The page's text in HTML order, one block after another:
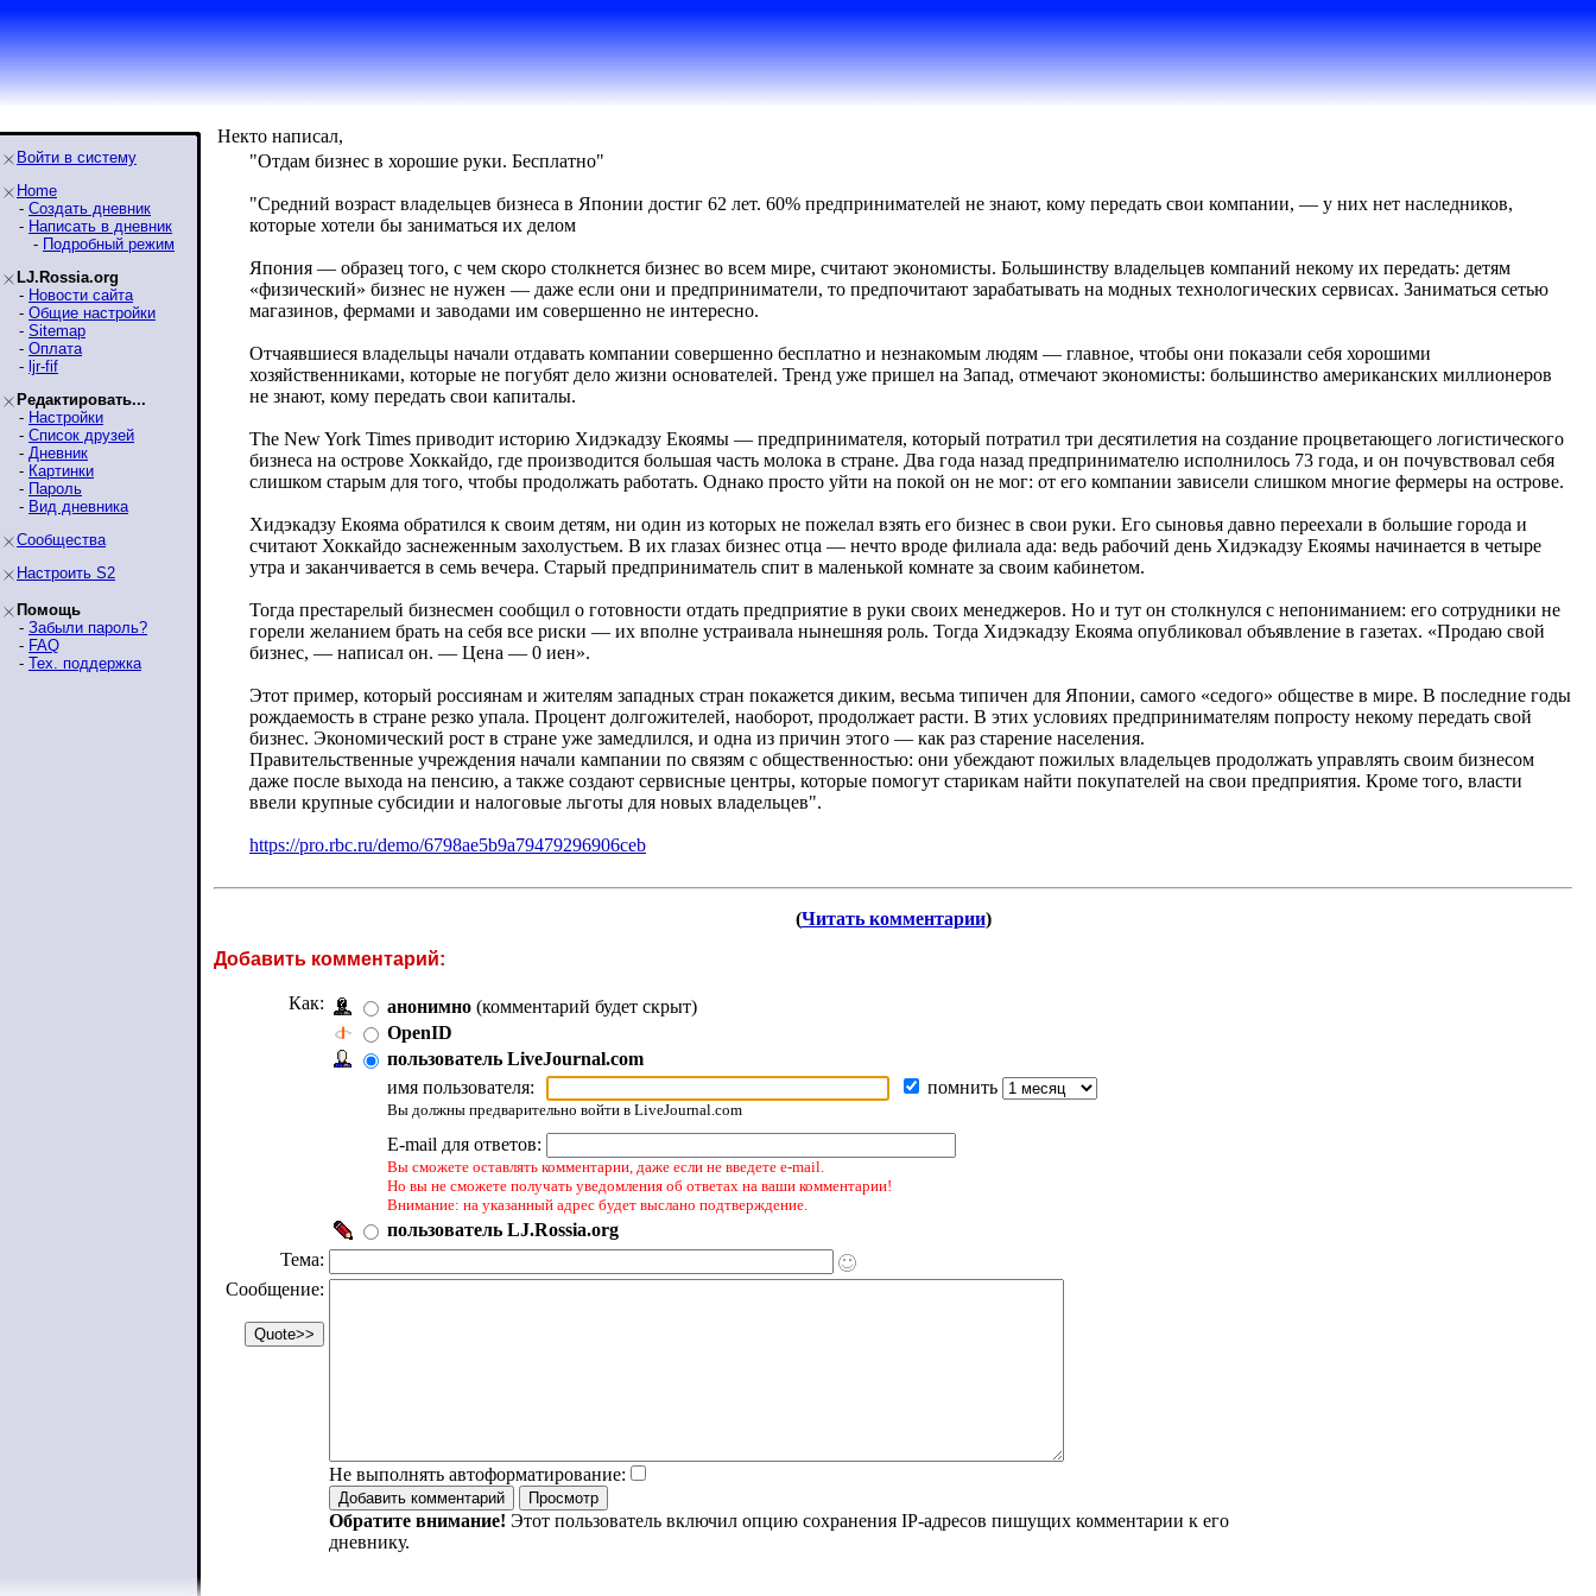
Войти в систему
Home
- Создать дневник
- Написать в дневник
- Подробный режим
LJ.Rossia.org
- Новости сайта
- Общие настройки
- Sitemap
- Оплата
- ljr-fif
Редактировать...
- Настройки
- Список друзей
- Дневник
- Картинки
- Пароль
- Вид дневника
Сообщества
Настроить S2
Помощь
- Забыли пароль?
- FAQ
- Тех. поддержка
Некто написал,
"Отдам бизнес в хорошие руки. Бесплатно"
"Средний возраст владельцев бизнеса в Японии достиг 62 лет. 60% предпринимателей не знают, кому передать свои компании, — у них нет наследников,
которые хотели бы заниматься их делом
Япония — образец того, с чем скоро столкнется бизнес во всем мире, считают экономисты. Большинству владельцев компаний некому их передать: детям
«физический» бизнес не нужен — даже если они и предприниматели, то предпочитают зарабатывать на модных технологических сервисах. Заниматься сетью
магазинов, фермами и заводами им совершенно не интересно.
Отчаявшиеся владельцы начали отдавать компании совершенно бесплатно и незнакомым людям — главное, чтобы они показали себя хорошими
хозяйственниками, которые не погубят дело жизни основателей. Тренд уже пришел на Запад, отмечают экономисты: большинство американских миллионеров
не знают, кому передать свои капиталы.
The New York Times приводит историю Хидэкадзу Екоямы — предпринимателя, который потратил три десятилетия на создание процветающего логистического
бизнеса на острове Хоккайдо, где производится большая часть молока в стране. Два года назад предпринимателю исполнилось 73 года, и он почувствовал себя
слишком старым для того, чтобы продолжать работать. Однако просто уйти на покой он не мог: от его компании зависели слишком многие фермеры на острове.
Хидэкадзу Екояма обратился к своим детям, ни один из которых не пожелал взять его бизнес в свои руки. Его сыновья давно переехали в большие города и
считают Хоккайдо заснеженным захолустьем. В их глазах бизнес отца — нечто вроде филиала ада: ведь рабочий день Хидэкадзу Екоямы начинается в четыре
утра и заканчивается в семь вечера. Старый предприниматель спит в маленькой комнате за своим кабинетом.
Тогда престарелый бизнесмен сообщил о готовности отдать предприятие в руки своих менеджеров. Но и тут он столкнулся с непониманием: его сотрудники не
горели желанием брать на себя все риски — их вполне устраивала нынешняя роль. Тогда Хидэкадзу Екояма опубликовал объявление в газетах. «Продаю свой
бизнес, — написал он. — Цена — 0 иен».
Этот пример, который россиянам и жителям западных стран покажется диким, весьма типичен для Японии, самого «седого» обществе в мире. В последние годы
рождаемость в стране резко упала. Процент долгожителей, наоборот, продолжает расти. В этих условиях предпринимателям попросту некому передать свой
бизнес. Экономический рост в стране уже замедлился, и одна из причин этого — как раз старение населения.
Правительственные учреждения начали кампании по связям с общественностью: они убеждают пожилых владельцев продолжать управлять своим бизнесом
даже после выхода на пенсию, а также создают сервисные центры, которые помогут старикам найти покупателей на свои предприятия. Кроме того, власти
ввели крупные субсидии и налоговые льготы для новых владельцев".
https://pro.rbc.ru/demo/6798ae5b9a79479296906ceb
(Читать комментарии)
Добавить комментарий:
Как: анонимно (комментарий будет скрыт)
OpenID
пользователь LiveJournal.com
имя пользователя:
помнить
Вы должны предварительно войти в LiveJournal.com
E-mail для ответов:
Вы сможете оставлять комментарии, даже если не введете e-mail.
Но вы не сможете получать уведомления об ответах на ваши комментарии!
Внимание: на указанный адрес будет выслано подтверждение.
пользователь LJ.Rossia.org
Тема:
Сообщение:
Не выполнять автоформатирование:
Обратите внимание! Этот пользователь включил опцию сохранения IP-адресов пишущих комментарии к его
дневнику.